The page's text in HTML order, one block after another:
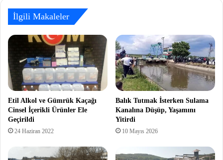
İlgili Makaleler
Etil Alkol ve Gümrük Kaçağı
Cinsel İçerikli Ürünler Ele
Geçirildi
24 Haziran 2022
Balık Tutmak İsterken Sulama
Kanalına Düşüp, Yaşamını
Yitirdi
10 Mayıs 2026